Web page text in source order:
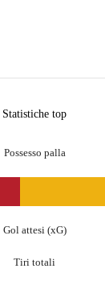
Statistiche top
Possesso palla
Gol attesi (xG)
Tiri totali